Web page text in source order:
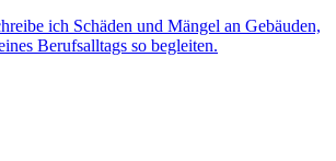
ich Schäden und Mängel an Gebäuden,
Berufsalltags so begleiten.